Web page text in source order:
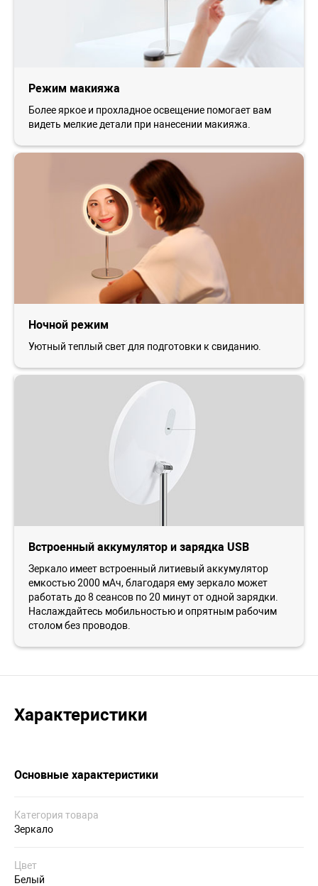
Режим макияжа
Более яркое и прохладное освещение помогает вам
видеть мелкие детали при нанесении макияжа.
Ночной режим
Уютный теплый свет для подготовки к свиданию.
Встроенный аккумулятор и зарядка USB
Зеркало имеет встроенный литиевый аккумулятор
емкостью 2000 мАч, благодаря ему зеркало может
работать до 8 сеансов по 20 минут от одной зарядки.
Наслаждайтесь мобильностью и опрятным рабочим
столом без проводов.
Характеристики
Основные характеристики
Категория товара
Зеркало
Цвет
Белый